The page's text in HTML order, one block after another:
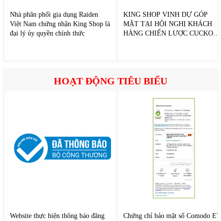
2. Công nghệ Inverter tiết kiệm điện
Aqua AQR-M600XA(GB) được trang bị
công nghệ Inverter hiện đại giúp tối ưu hiệu quả vận hành và
Máy nén có khả năng tự điều chỉnh công suất hoạt động
Nhà phân phối gia dụng Raiden
Việt Nam chứng nhận King Shop là
đại lý ủy quyền chính thức
KING SHOP VINH DỰ GÓP
MẶT TẠI HỘI NGHỊ KHÁCH
HÀNG CHIẾN LƯỢC CUCKOO
HOẠT ĐỘNG TIÊU BIỂU
Website thực hiện thông báo đăng
Chứng chỉ bảo mật số Comodo EV